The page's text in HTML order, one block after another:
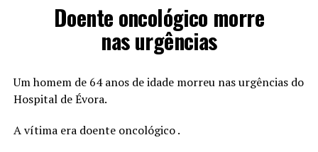
Doente oncológico morre
nas urgências
Um homem de 64 anos de idade morreu nas urgências do
Hospital de Évora.
A vítima era doente oncológico .